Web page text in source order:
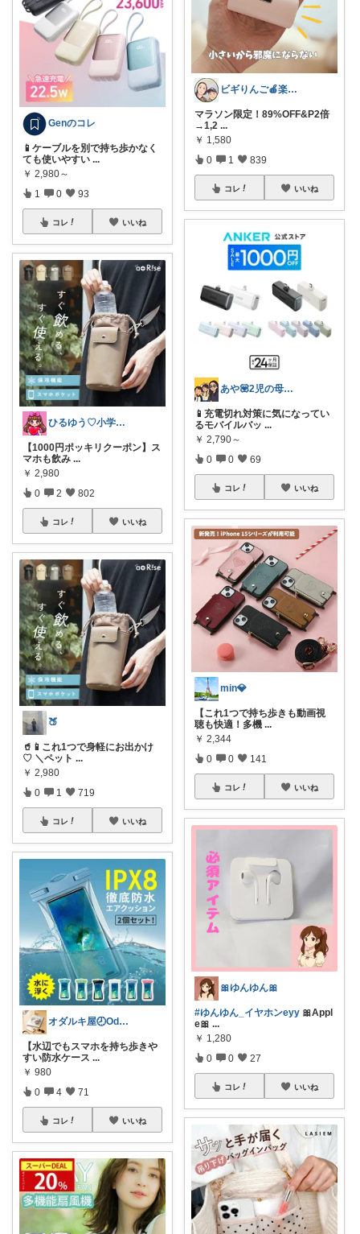
Genのコレ
📱ケーブルを別で持ち歩かなく
ても使いやすい ...
￥ 2,980～
1 0 93
コレ いいね
ひるゆう♡小学生2児ママ
【1000円ポッキリクーポン】ス
マホも飲み ...
￥ 2,980
0 2 802
コレ いいね
🍑
🥤📱これ1つで身軽にお出かけ
♡ ＼ペット ...
￥ 2,980
0 1 719
コレ いいね
オダルキ屋🕗Oda-ruki08
【水辺でもスマホを持ち歩きや
すい防水ケース ...
￥ 980
0 4 71
コレ いいね
ビギりんご🍎楽する暮らし🏠
マラソン限定！89%OFF&P2倍
→1,2 ...
￥ 1,580
0 1 839
コレ いいね
あや💟2児の母👧🏻👦🏻
📱充電切れ対策に気になってい
るモバイルバッ ...
￥ 2,790～
0 0 69
コレ いいね
min💎
【これ1つで持ち歩きも動画視
聴も快適！多機 ...
￥ 2,344
0 0 141
コレ いいね
🎀ゆんゆん🎀
#ゆんゆん_イヤホンeyy 🎀Appl
e🎀 ...
￥ 1,280
0 0 27
コレ いいね